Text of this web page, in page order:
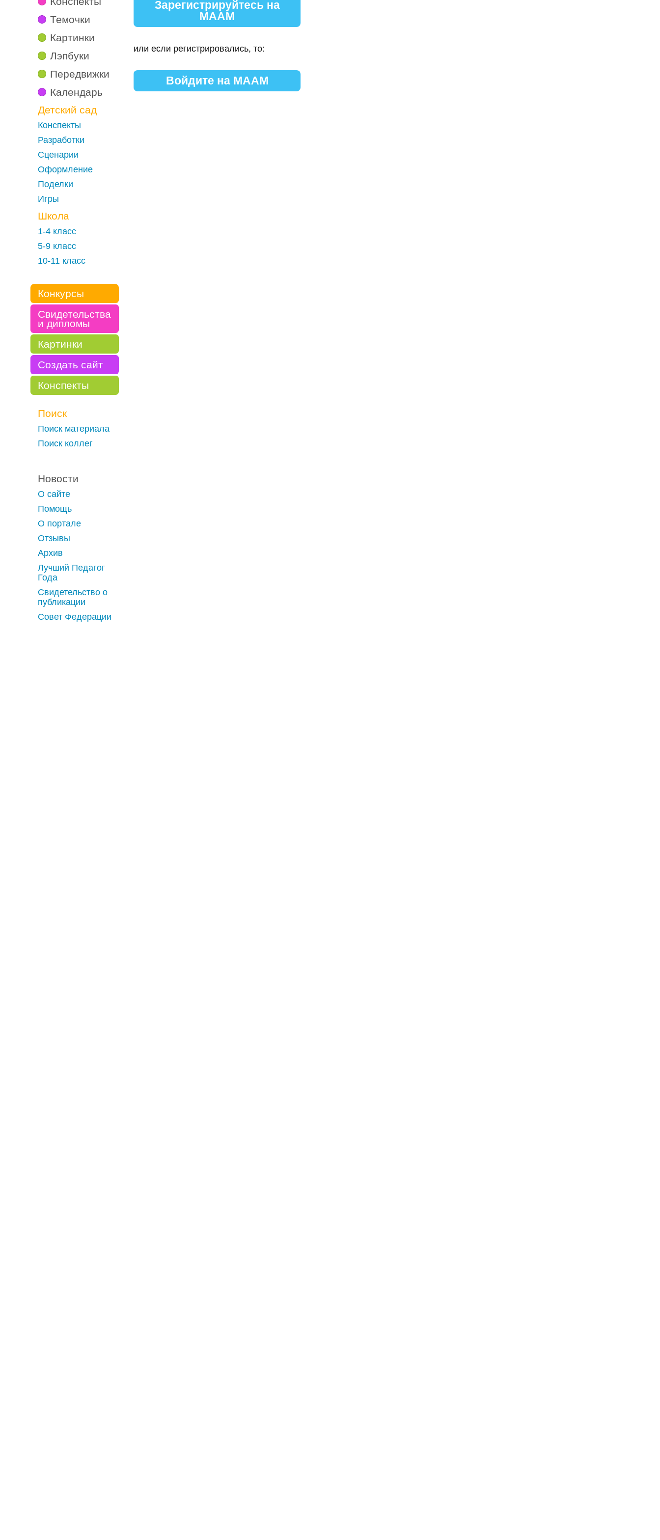
Темочки
Картинки
Лэпбуки
Передвижки
Календарь
Детский сад
Конспекты
Разработки
Сценарии
Оформление
Поделки
Игры
Школа
1-4 класс
5-9 класс
10-11 класс
Конкурсы
Свидетельства
и дипломы
Картинки
Создать сайт
Конспекты
Поиск
Поиск материала
Поиск коллег
Новости
О сайте
Помощь
О портале
Отзывы
Архив
Лучший Педагог
Года
Свидетельство о
публикации
Совет Федерации
Зарегистрируйтесь на
МААМ
или если регистрировались, то:
Войдите на МААМ